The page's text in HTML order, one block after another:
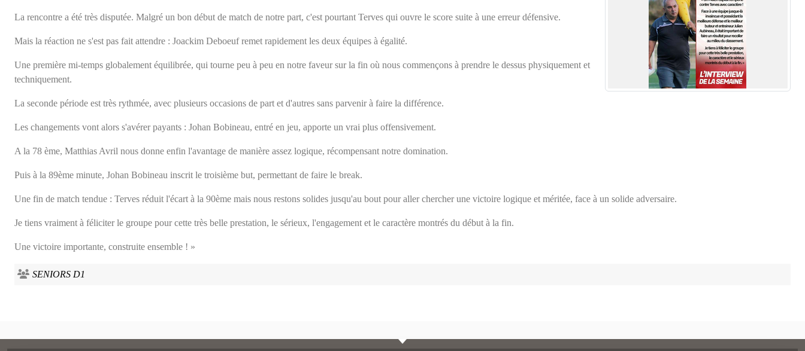
La rencontre a été très disputée. Malgré un bon début de match de notre part, c'est pourtant Terves qui ouvre le score suite à une erreur défensive.
Mais la réaction ne s'est pas fait attendre : Joackim Deboeuf remet rapidement les deux équipes à égalité.
Une première mi-temps globalement équilibrée, qui tourne peu à peu en notre faveur sur la fin où nous commençons à prendre le dessus physiquement et
techniquement.
La seconde période est très rythmée, avec plusieurs occasions de part et d'autres sans parvenir à faire la différence.
Les changements vont alors s'avérer payants : Johan Bobineau, entré en jeu, apporte un vrai plus offensivement.
A la 78 ème, Matthias Avril nous donne enfin l'avantage de manière assez logique, récompensant notre domination.
Puis à la 89ème minute, Johan Bobineau inscrit le troisième but, permettant de faire le break.
Une fin de match tendue : Terves réduit l'écart à la 90ème mais nous restons solides jusqu'au bout pour aller chercher une victoire logique et méritée, face à un solide adversaire.
Je tiens vraiment à féliciter le groupe pour cette très belle prestation, le sérieux, l'engagement et le caractère montrés du début à la fin.
Une victoire importante, construite ensemble ! »
SENIORS D1